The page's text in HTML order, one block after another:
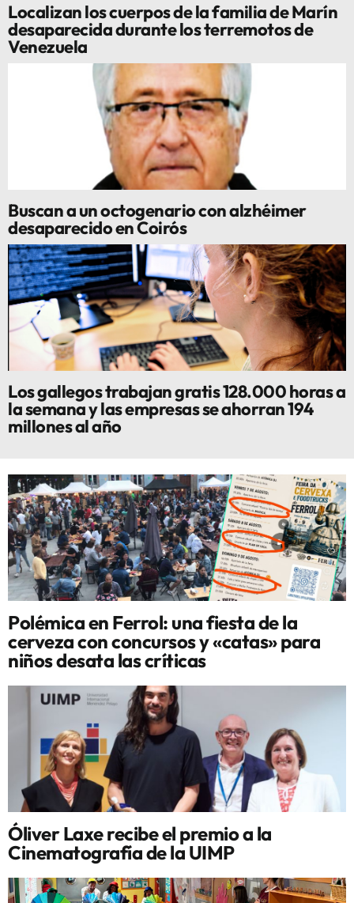
Localizan los cuerpos de la familia de Marín
desaparecida durante los terremotos de
Venezuela
Buscan a un octogenario con alzhéimer
desaparecido en Coirós
Los gallegos trabajan gratis 128.000 horas a
la semana y las empresas se ahorran 194
millones al año
Polémica en Ferrol: una fiesta de la
cerveza con concursos y «catas» para
niños desata las críticas
Óliver Laxe recibe el premio a la
Cinematografía de la UIMP